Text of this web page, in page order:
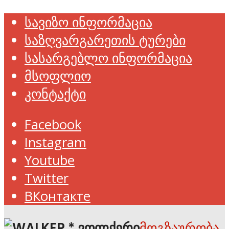
სავიზო ინფორმაცია
საზღვარგარეთის ტურები
სასარგებლო ინფორმაცია
მსოფლიო
კონტაქტი
Facebook
Instagram
Youtube
Twitter
ВКонтакте